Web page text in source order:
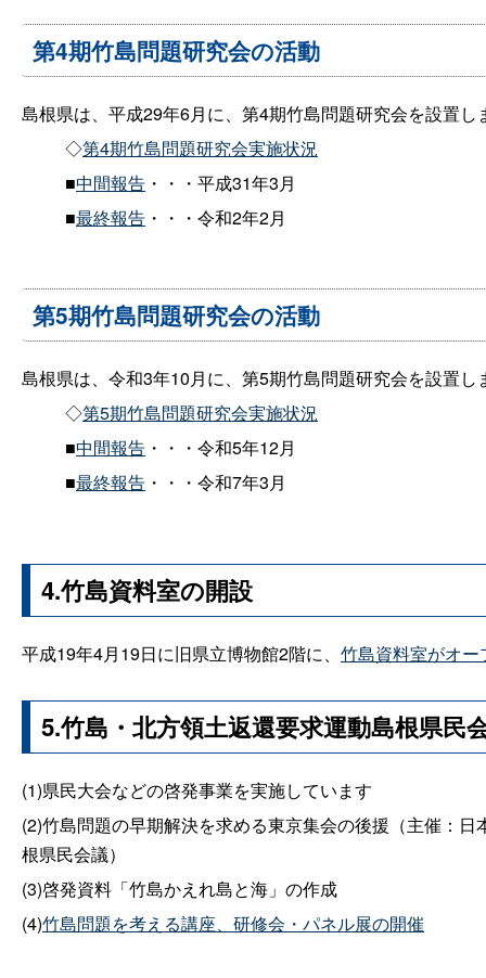
第4期竹島問題研究会の活動
島根県は、平成29年6月に、第4期竹島問題研究会を設置し
◇第4期竹島問題研究会実施状況
■中間報告 ・・・平成31年3月
■最終報告 ・・・令和2年2月
第5期竹島問題研究会の活動
島根県は、令和3年10月に、第5期竹島問題研究会を設置し
◇第5期竹島問題研究会実施状況
■中間報告 ・・・令和5年12月
■最終報告 ・・・令和7年3月
4.竹島資料室の開設
平成19年4月19日に旧県立博物館2階に、 竹島資料室がオー
5.竹島・北方領土返還要求運動島根県民
(1)県民大会などの啓発事業を実施しています
(2)竹島問題の早期解決を求める東京集会の後援（主催：
根県民会議）
(3)啓発資料「竹島かえれ島と海」の作成
(4)竹島問題を考える講座、研修会・パネル展の開催